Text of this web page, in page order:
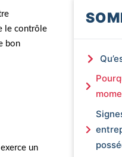
le contrôle
bon
un